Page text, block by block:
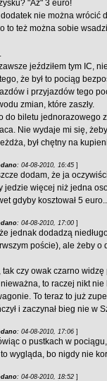
zysku? "Aż" 3 euro!
dodatek nie można wrócić
to też można sobie
jeździłem tym IC,
że był to pociąg
i przyjazdów tego
zmian, które zaszły.
do biletu jednorazowego
Nie wydaje mi się,
był chętny na
: 04-08-2010, 16:45 ]
dodam, że ja
jedzie więcej niż jedna
gdyby kosztował 5
: 04-08-2010, 17:00 ]
jednak dodadzą
poście), ale żeby o
tak czy owak czarno
to raczej nikt nie
To teraz to już
i zaczynał bieg nie w
: 04-08-2010, 17:06 ]
o pustkach w
wygląda, bo nigdy nie
: 04-08-2010, 18:52 ]